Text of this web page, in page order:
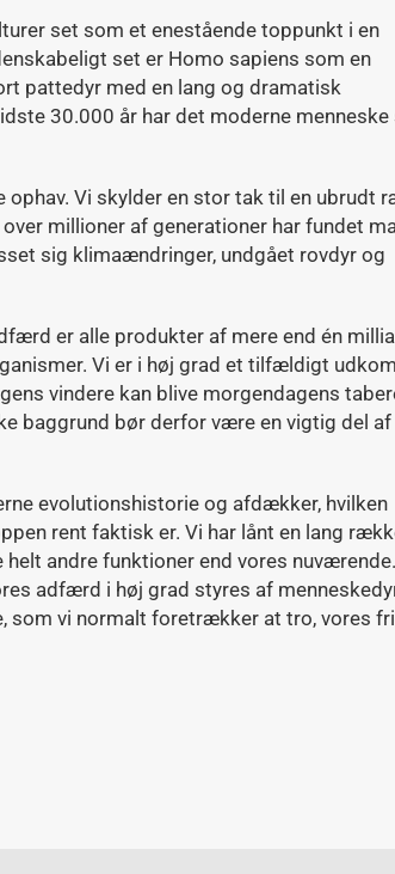
set som et enestående toppunkt i en
set er Homo sapiens som en
pattedyr med en lang og dramatisk
30.000 år har det moderne
Vi skylder en stor tak til en ubrudt
millioner af generationer har fundet
sig klimaændringer, undgået rovdyr og
er alle produkter af mere end én
Vi er i høj grad et tilfældigt
vindere kan blive morgendagens
baggrund bør derfor være en vigtig del af
evolutionshistorie og afdækker, hvilken
rent faktisk er. Vi har lånt en lang
andre funktioner end vores
adfærd i høj grad styres af
som vi normalt foretrækker at tro, vores